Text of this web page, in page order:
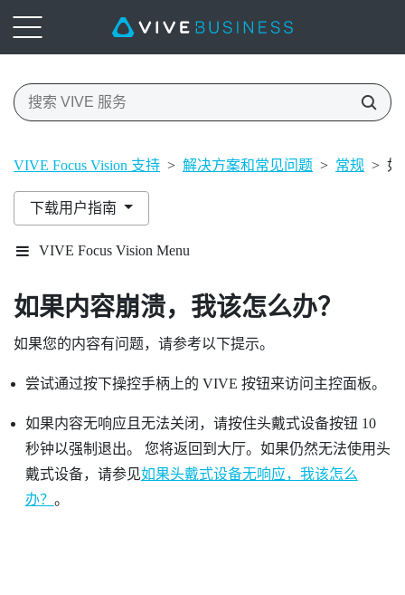
VIVE Focus Vision 支持 > 解决方案和常见问题 > 常规 > 如
下载用户指南
VIVE Focus Vision Menu
如果内容崩溃，我该怎么办？
如果您的内容有问题，请参考以下提示。
尝试通过按下操控手柄上的 VIVE 按钮来访问主控面板。
如果内容无响应且无法关闭，请按住头戴式设备按钮 10
秒钟以强制退出。 您将返回到大厅。如果仍然无法使用头
戴式设备，请参见如果头戴式设备无响应，我该怎么
办？ 。